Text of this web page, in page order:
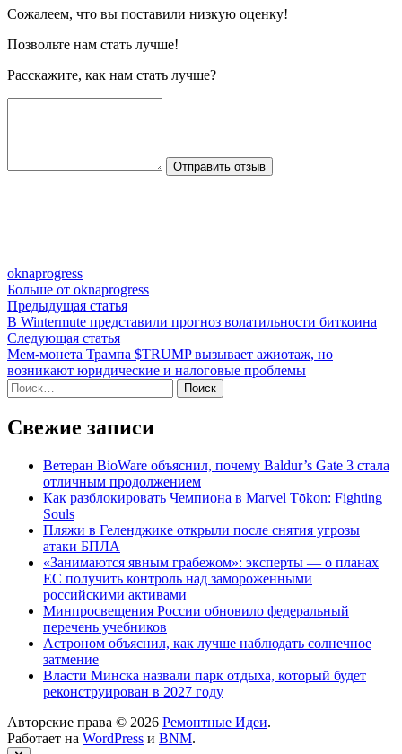
Сожалеем, что вы поставили низкую оценку!
Позвольте нам стать лучше!
Расскажите, как нам стать лучше?
Отправить отзыв
oknaprogress
Больше от oknaprogress
Навигация
по
записям
Предыдущая статьяПредыдущая
статья:
В Wintermute представили прогноз волатильности биткоина
Следующая статьяСледующая
статья:
Мем-монета Трампа $TRUMP вызывает ажиотаж, но
возникают юридические и налоговые проблемы
Найти:
Свежие записи
Ветеран BioWare объяснил, почему Baldur’s Gate 3 стала
отличным продолжением
Как разблокировать Чемпиона в Marvel Tōkon: Fighting
Souls
Пляжи в Геленджике открыли после снятия угрозы
атаки БПЛА
«Занимаются явным грабежом»: эксперты — о планах
ЕС получить контроль над замороженными
российскими активами
Минпросвещения России обновило федеральный
перечень учебников
Астроном объяснил, как лучше наблюдать солнечное
затмение
Власти Минска назвали парк отдыха, который будет
реконструирован в 2027 году
Авторские права © 2026 Ремонтные Идеи.
Работает на WordPress и BNM.